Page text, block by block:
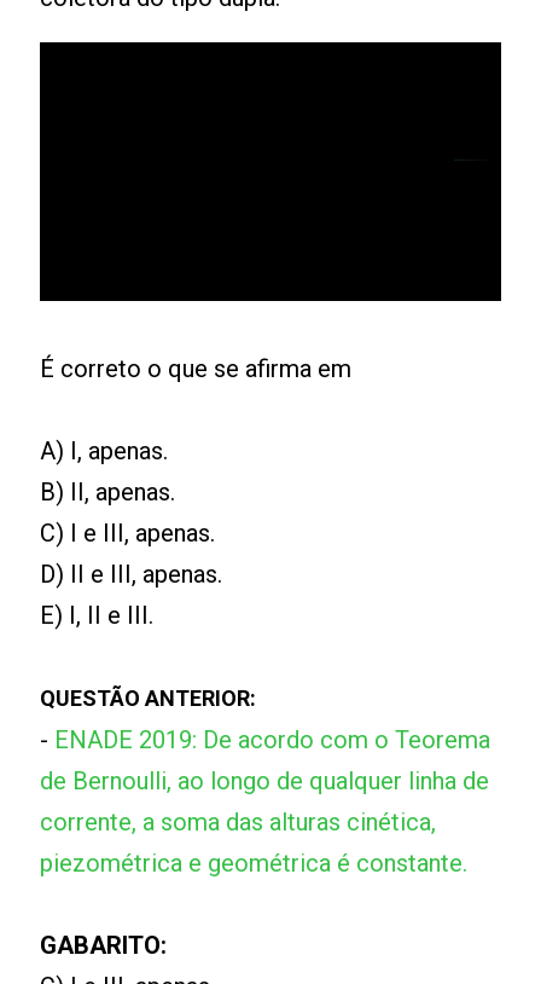
É correto o que se afirma em
A) I, apenas.
B) II, apenas.
C) I e III, apenas.
D) II e III, apenas.
E) I, II e III.
QUESTÃO ANTERIOR:
- ENADE 2019: De acordo com o Teorema
de Bernoulli, ao longo de qualquer linha de
corrente, a soma das alturas cinética,
piezométrica e geométrica é constante.
GABARITO: